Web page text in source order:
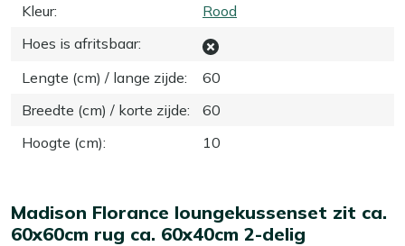
Kleur:
Rood
Hoes is afritsbaar:
Lengte (cm) / lange zijde:
60
Breedte (cm) / korte zijde:
60
Hoogte (cm): 10
Madison Florance loungekussenset zit ca.
60x60cm rug ca. 60x40cm 2-delig